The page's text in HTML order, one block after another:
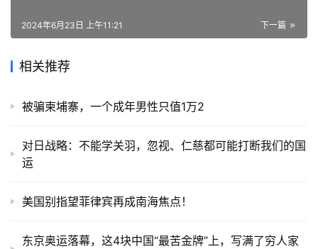
下一篇
2024年6月23日 上午11:21
相关推荐
被骗柬埔寨，一个成年男性只值1万2
对日战略：不能学关羽，忽视、仁慈都可能打断我们的国
运
美国别指望菲律宾再成南海焦点！
东京奥运落幕，这4块中国“最苦金牌”上，写满了穷人家